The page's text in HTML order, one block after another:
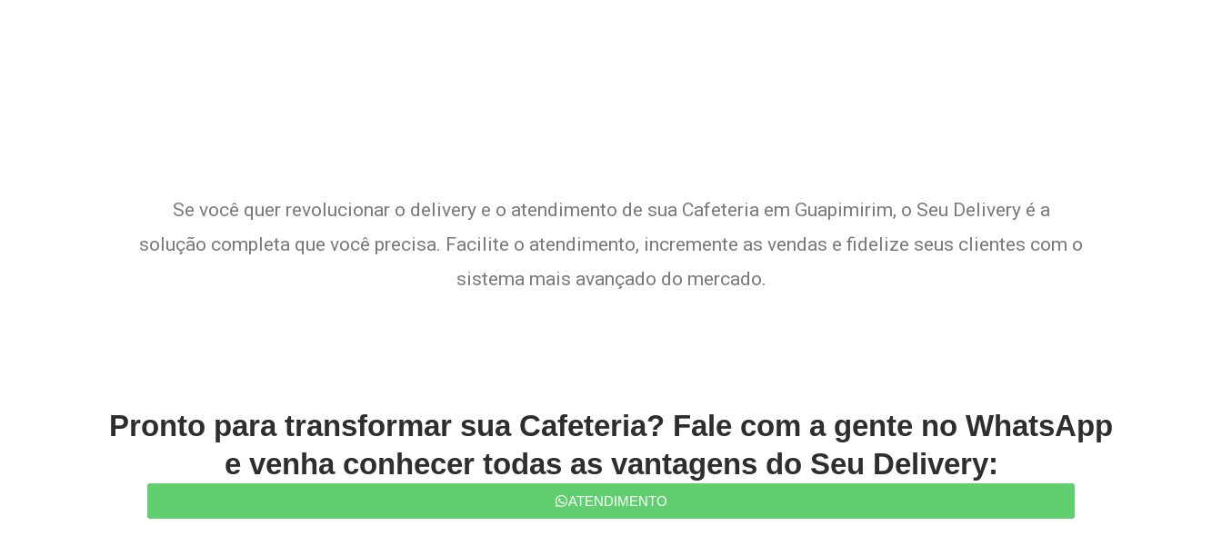
Se você quer revolucionar o delivery e o atendimento de sua Cafeteria em Guapimirim, o Seu Delivery é a
solução completa que você precisa. Facilite o atendimento, incremente as vendas e fidelize seus clientes com o
sistema mais avançado do mercado.
Pronto para transformar sua Cafeteria? Fale com a gente no WhatsApp
e venha conhecer todas as vantagens do Seu Delivery:
ATENDIMENTO